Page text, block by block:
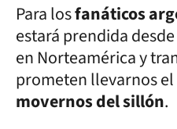
Para losfanáticos
estará prendida
en Norteamérica y
prometen llevarnos
movernos del sillón.